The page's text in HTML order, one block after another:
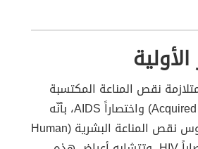
نقص المناعة المكتسبة
(Acquired immunodeficiency syndrome) واختصاراً AIDS، بأنّه
مرحلة متقدمة من الإصابة بفيروس نقص المناعة البشرية (Human